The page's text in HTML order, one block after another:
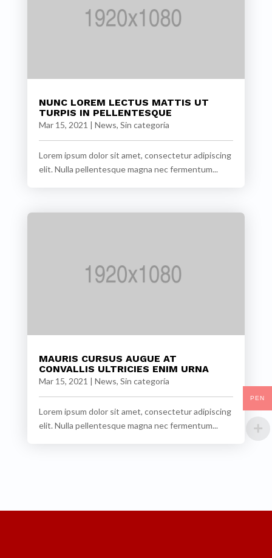
NUNC LOREM LECTUS MATTIS UT
TURPIS IN PELLENTESQUE
Mar 15, 2021 | News, Sin categoría
Lorem ipsum dolor sit amet, consectetur adipiscing
elit. Nulla pellentesque magna nec fermentum...
MAURIS CURSUS AUGUE AT
CONVALLIS ULTRICIES ENIM URNA
Mar 15, 2021 | News, Sin categoría
Lorem ipsum dolor sit amet, consectetur adipiscing
elit. Nulla pellentesque magna nec fermentum...
PEN